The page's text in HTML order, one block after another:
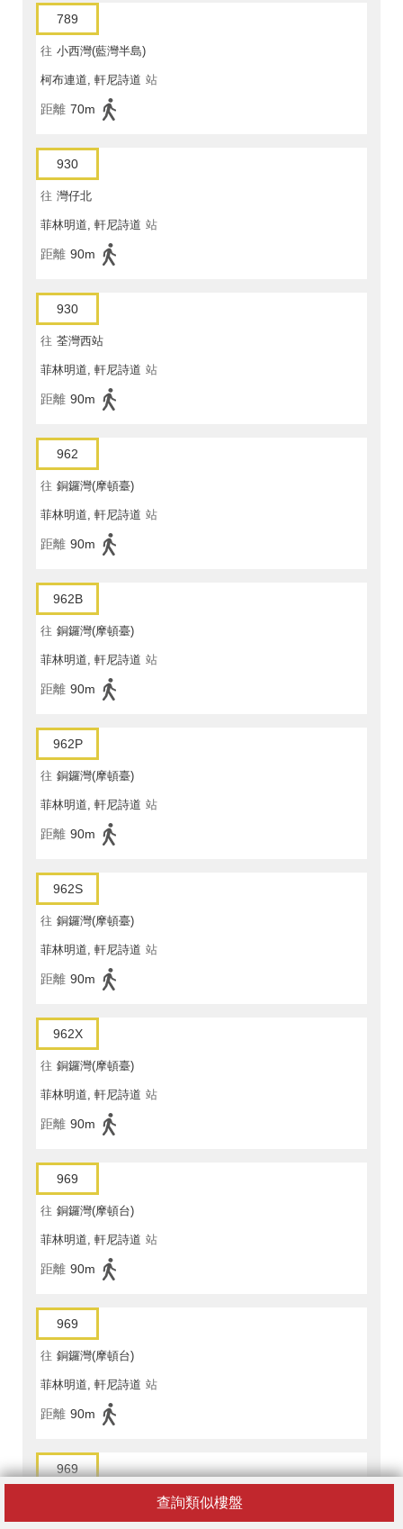
查詢類似樓盤
789
往 小西灣(藍灣半島)
柯布連道, 軒尼詩道 站
距離 70m
930
往 灣仔北
菲林明道, 軒尼詩道 站
距離 90m
930
往 荃灣西站
菲林明道, 軒尼詩道 站
距離 90m
962
往 銅鑼灣(摩頓臺)
菲林明道, 軒尼詩道 站
距離 90m
962B
往 銅鑼灣(摩頓臺)
菲林明道, 軒尼詩道 站
距離 90m
962P
往 銅鑼灣(摩頓臺)
菲林明道, 軒尼詩道 站
距離 90m
962S
往 銅鑼灣(摩頓臺)
菲林明道, 軒尼詩道 站
距離 90m
962X
往 銅鑼灣(摩頓臺)
菲林明道, 軒尼詩道 站
距離 90m
969
往 銅鑼灣(摩頓台)
菲林明道, 軒尼詩道 站
距離 90m
969
往 銅鑼灣(摩頓台)
菲林明道, 軒尼詩道 站
距離 90m
969